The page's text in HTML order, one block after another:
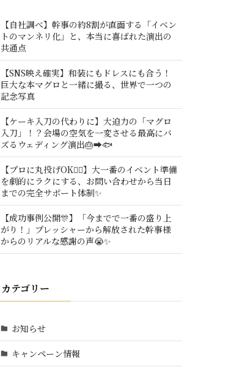
【自社調べ】幹事の約8割が直面する「イベン
トのマンネリ化」と、本当に喜ばれた演出の
共通点
【SNS映え確実】和装にもドレスにも合う！
巨大な本マグロと一緒に撮る、世界で一つの
記念写真
【ケーキ入刀の代わりに】大迫力の「マグロ
入刀」！？会場の空気を一変させる最高にバ
ズるウェディング演出🎂➡️🐟
【プロに丸投げOK🙆‍♂️】大一番のイベント準備
を劇的にラクにする、お問い合わせから当日
までの完全サポート体制✨
【成功事例公開🎊】「今までで一番の盛り上
がり！」プレッシャーから解放された幹事様
からのリアルな感謝の声😭✨
カテゴリー
お知らせ
キャンペーン情報